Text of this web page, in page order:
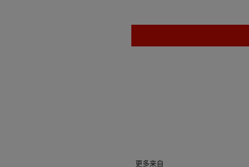
更多来自